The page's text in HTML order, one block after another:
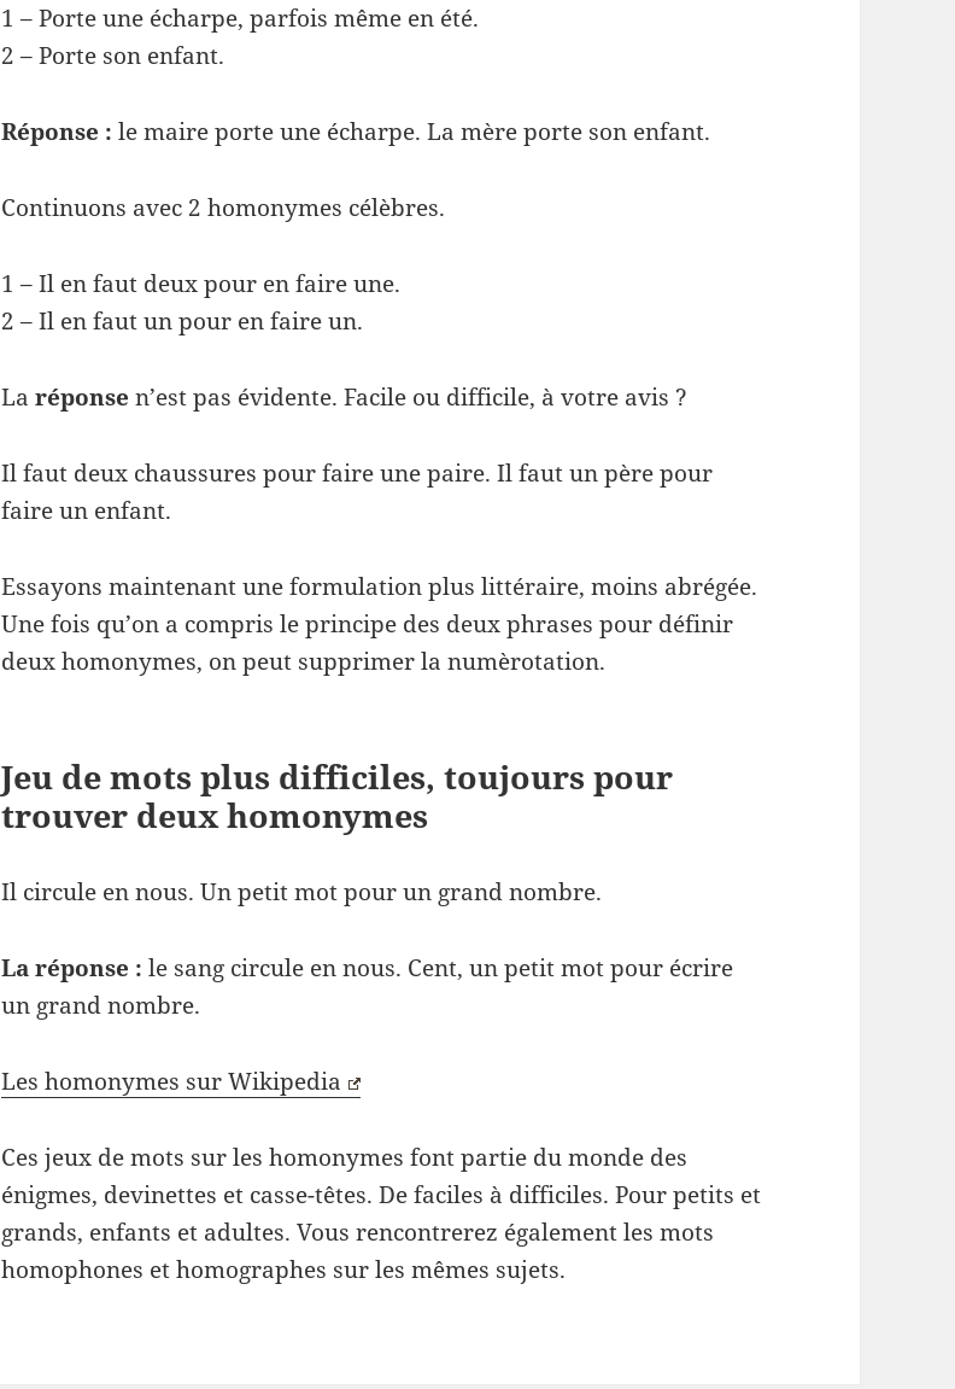
1 – Porte une écharpe, parfois même en été.
2 – Porte son enfant.
Réponse : le maire porte une écharpe. La mère porte son enfant.
Continuons avec 2 homonymes célèbres.
1 – Il en faut deux pour en faire une.
2 – Il en faut un pour en faire un.
Laréponse n’est pas évidente. Facile ou difficile, à votre avis ?
Il faut deux chaussures pour faire une paire. Il faut un père pour
faire un enfant.
Essayons maintenant une formulation plus littéraire, moins abrégée.
Une fois qu’on a compris le principe des deux phrases pour définir
deux homonymes, on peut supprimer la numèrotation.
Jeu de mots plus difficiles, toujours pour
trouver deux homonymes
Il circule en nous. Un petit mot pour un grand nombre.
La réponse : le sang circule en nous. Cent, un petit mot pour écrire
un grand nombre.
Les homonymes sur Wikipedia
Ces jeux de mots sur les homonymes font partie du monde des
énigmes, devinettes et casse-têtes. De faciles à difficiles. Pour petits et
grands, enfants et adultes. Vous rencontrerez également les mots
homophones et homographes sur les mêmes sujets.